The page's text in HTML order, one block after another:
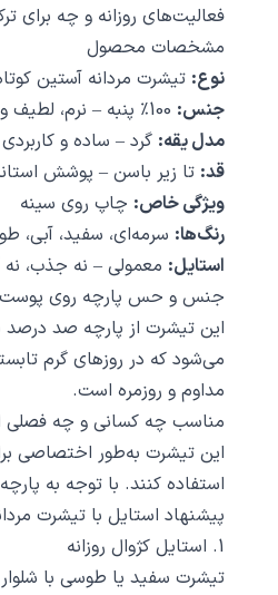
فعالیت‌های روزانه و چه
مشخصات محصول
نوع: تیشرت مردانه آستین
جنس:
مدل یقه: گرد – ساده و کاربردی
قد: تا زیر باسن – پوشش
ویژگی خاص: چاپ روی سینه
رنگ‌ها: سرمه‌ای، سفید، آبی،
استایل: معمولی – نه جذب، نه
جنس و حس پارچه روی پوست
این تیشرت از پارچه صد
می‌شود که در روزهای گرم
مداوم و روزمره است.
مناسب چه کسانی و چه
این تیشرت به‌طور اختصاصی
استفاده کنند. با توجه به
پیشنهاد استایل با تیشرت
1. استایل کژوال روزانه
تیشرت سفید یا طوسی با